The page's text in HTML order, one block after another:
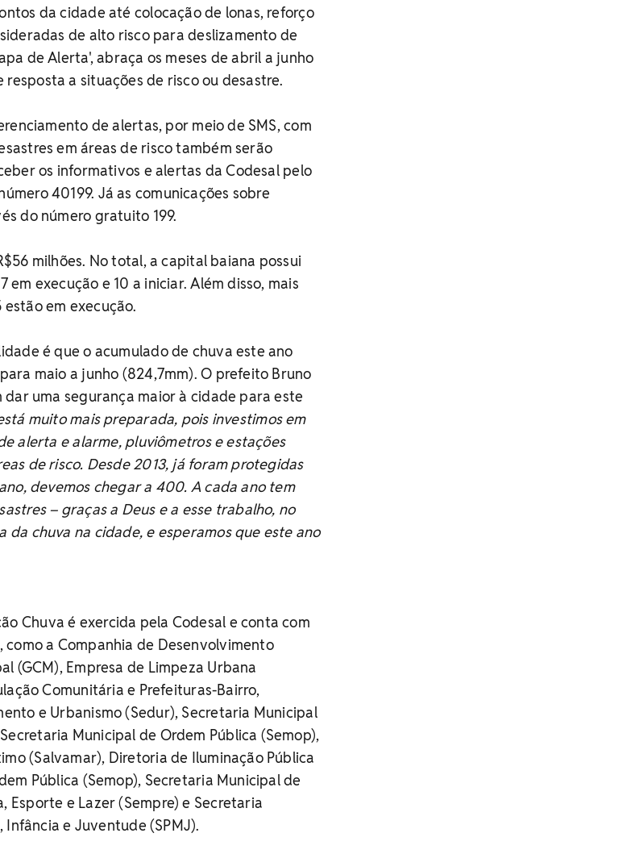
da cidade até colocação de lonas, reforço
de alto risco para deslizamento de
de Alerta', abraça os meses de abril a junho
a situações de risco ou desastre.
de alertas, por meio de SMS, com
em áreas de risco também serão
os informativos e alertas da Codesal pelo
40199. Já as comunicações sobre
do número gratuito 199.
milhões. No total, a capital baiana possui
em execução e 10 a iniciar. Além disso, mais
em execução.
é que o acumulado de chuva este ano
maio a junho (824,7mm). O prefeito Bruno
dar uma segurança maior à cidade para este
muito mais preparada, pois investimos em
alerta e alarme, pluviômetros e estações
de risco. Desde 2013, já foram protegidas
devemos chegar a 400. A cada ano tem
– graças a Deus e a esse trabalho, no
da chuva na cidade, e esperamos que este ano
Chuva é exercida pela Codesal e conta com
a Companhia de Desenvolvimento
(GCM), Empresa de Limpeza Urbana
Comunitária e Prefeituras-Bairro,
e Urbanismo (Sedur), Secretaria Municipal
Municipal de Ordem Pública (Semop),
(Salvamar), Diretoria de Iluminação Pública
Pública (Semop), Secretaria Municipal de
Esporte e Lazer (Sempre) e Secretaria
e Juventude (SPMJ).